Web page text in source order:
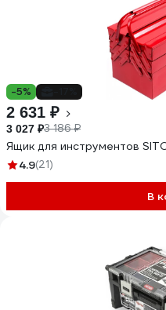
-5%
2 631 ₽
3 027 ₽3 186 ₽
Ящик для инструментов
4.9(21)
В